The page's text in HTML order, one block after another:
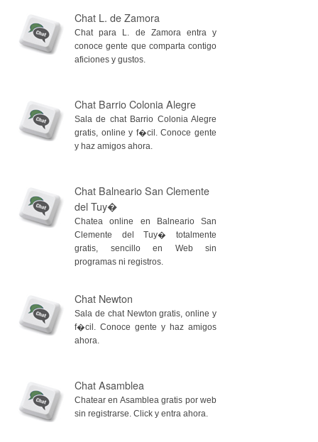
Chat L. de Zamora
Chat para L. de Zamora entra y
conoce gente que comparta contigo
aficiones y gustos.
Chat Barrio Colonia Alegre
Sala de chat Barrio Colonia Alegre
gratis, online y f�cil. Conoce gente
y haz amigos ahora.
Chat Balneario San Clemente
del Tuy�
Chatea online en Balneario San
Clemente del Tuy� totalmente
gratis, sencillo en Web sin
programas ni registros.
Chat Newton
Sala de chat Newton gratis, online y
f�cil. Conoce gente y haz amigos
ahora.
Chat Asamblea
Chatear en Asamblea gratis por web
sin registrarse. Click y entra ahora.